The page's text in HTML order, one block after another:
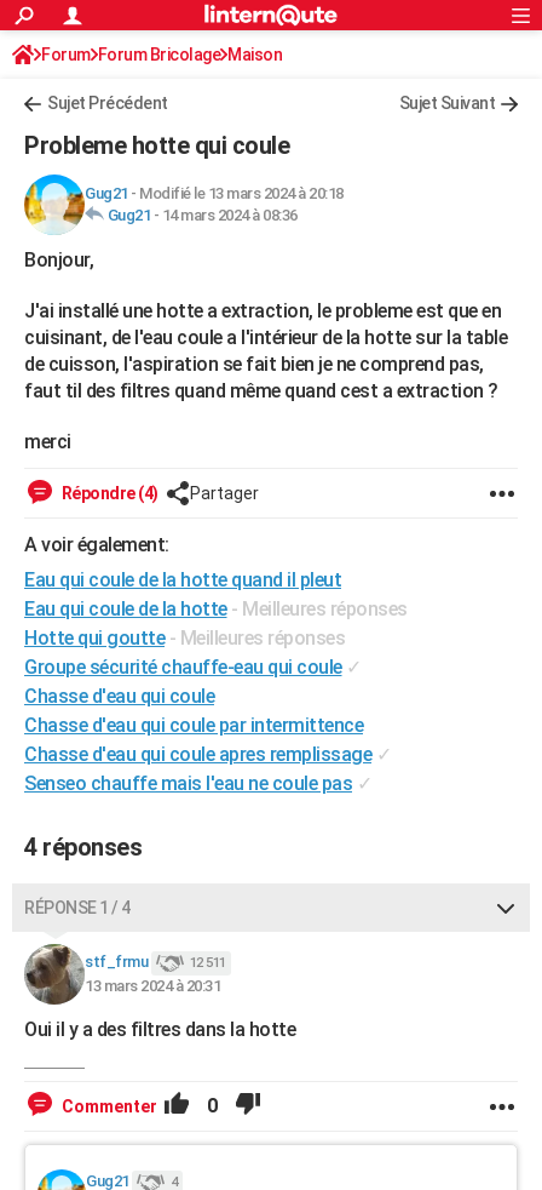
ACTUALITÉS
Politique
Société
Faits Divers
Education
Monde
Villes
+
FINANCE
Retraite
Impôts
Epargne
Immobilier
Risques naturels par ville
Banque
Assurance
Crédit
AUTO
Essais
Réserver un essai
Citadines
Berlines
SUV
Forum auto
+HIGH-TECH
Mobiles
Meilleur smartphone
Internet
Ordinateurs
Jeux vidéo
Guide high-tech
+
Forum
Aménagement intérieur
Extérieur
Cuisine
Salle de bains
Jardinage
Rangement
WEEK-END
PHOTO
GUIDES D'ACHAT
BONS PLANS
CARTE DE VOEUX
Carte de Noël
Carte Bonne année
Carte Saint-Valentin
Carte Pâques
Carte d'anniversaire
DICTIONNAIRE
COPAINS D'AVANT
S'inscrire
Se connecter
Lycées
Collèges
Primaires
Universités
Entreprises
Service militaire
Avis de recherche
AVIS DE DÉCÈS
FORUM
Bricolage
Lifestyle
Culture
Sport
Auto
Television
Voyage
Cinema
S'inscrire
Connexion
Forum Forum Bricolage Maison
Sujet Précédent Sujet Suivant
Probleme hotte qui coule
Gug21 - Modifié le 13 mars 2024 à 20:18
Gug21 - 14 mars 2024 à 08:36
Bonjour,
J'ai installé une hotte a extraction, le probleme est que en
cuisinant, de l'eau coule a l'intérieur de la hotte sur la table
de cuisson, l'aspiration se fait bien je ne comprend pas,
faut til des filtres quand même quand cest a extraction ?
merci
Répondre (4) Partager
A voir également:
Eau qui coule de la hotte quand il pleut
Eau qui coule de la hotte - Meilleures réponses
Hotte qui goutte - Meilleures réponses
Groupe sécurité chauffe-eau qui coule ✓
Chasse d'eau qui coule
Chasse d'eau qui coule par intermittence
Chasse d'eau qui coule apres remplissage ✓
Senseo chauffe mais l'eau ne coule pas ✓
4 réponses
RÉPONSE 1 / 4
stf_frmu 12 511
13 mars 2024 à 20:31
Oui il y a des filtres dans la hotte
Commenter 0
Gug21 4